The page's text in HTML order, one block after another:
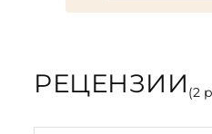
РЕЦЕНЗИИ (2